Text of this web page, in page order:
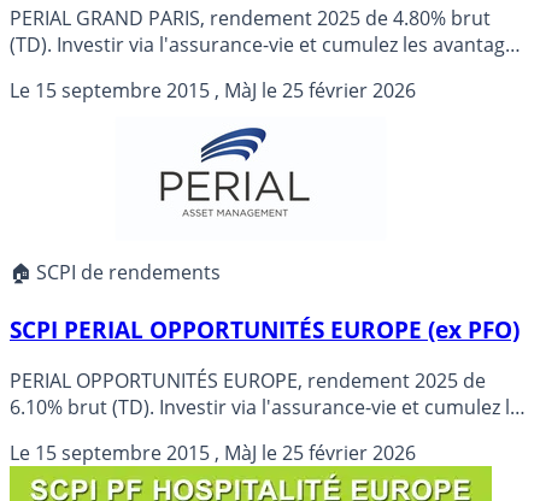
PERIAL GRAND PARIS, rendement 2025 de 4.80% brut
(TD). Investir via l'assurance-vie et cumulez les avantages
SCPI ? Objectif de rendement 2026 de 4.10 % (non
Le 15 septembre 2015 , MàJ le25 février 2026
🏠 SCPI de rendements
SCPI PERIAL OPPORTUNITÉS EUROPE (ex PFO)
PERIAL OPPORTUNITÉS EUROPE, rendement 2025 de
6.10% brut (TD). Investir via l'assurance-vie et cumulez les
pour cette SCPI ? Objectif de rendement 2026 de 5.30 %
(non garanti).
Le 15 septembre 2015 , MàJ le25 février 2026